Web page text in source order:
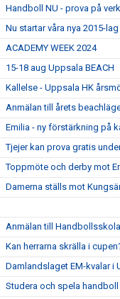
Handboll NU - prova på
Nu startar våra nya 2015-lag
ACADEMY WEEK 2024
15-18 aug Uppsala BEACH
Kallelse - Uppsala HK
Anmälan till årets
Emilia - ny förstärkning på
Tjejer kan prova gratis
Toppmöte och derby mot
Damerna ställs mot
Anmälan till
Kan herrarna skrälla i
Damlandslaget EM-kvalar i
Studera och spela